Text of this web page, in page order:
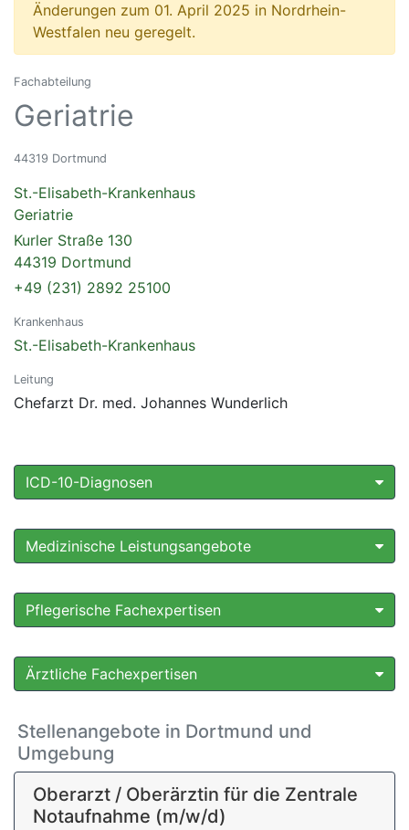
Änderungen zum 01. April 2025 in Nordrhein-
Westfalen neu geregelt.
Fachabteilung
Geriatrie
44319 Dortmund
St.-Elisabeth-Krankenhaus
Geriatrie
Kurler Straße 130
44319 Dortmund
+49 (231) 2892 25100
Krankenhaus
St.-Elisabeth-Krankenhaus
Leitung
Chefarzt Dr. med. Johannes Wunderlich
ICD-10-Diagnosen
Medizinische Leistungsangebote
Pflegerische Fachexpertisen
Ärztliche Fachexpertisen
Stellenangebote in Dortmund und
Umgebung
Oberarzt / Oberärztin für die Zentrale
Notaufnahme (m/w/d)